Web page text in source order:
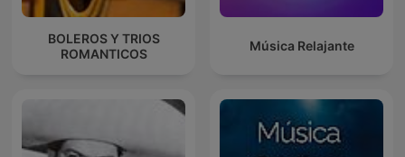
BOLEROS Y TRIOS
ROMANTICOS
Música Relajante